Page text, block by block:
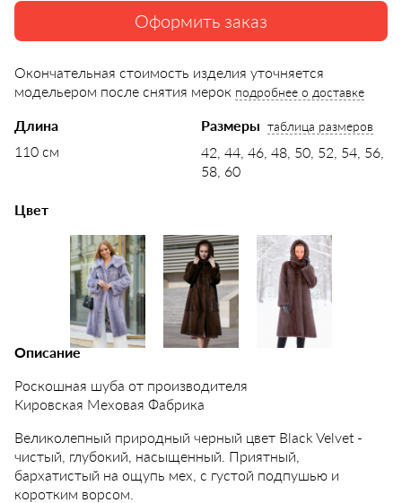
Оформить заказ
Окончательная стоимость изделия уточняется
модельером после снятия мерок подробнее о доставке
Длина
110 см
Размеры таблица размеров
42, 44, 46, 48, 50, 52, 54, 56,
58, 60
Цвет
Описание
Роскошная шуба от производителя
Кировская Меховая Фабрика
Великолепный природный черный цвет Black Velvet -
чистый, глубокий, насыщенный. Приятный,
бархатистый на ощупь мех, с густой подпушью и
коротким ворсом.